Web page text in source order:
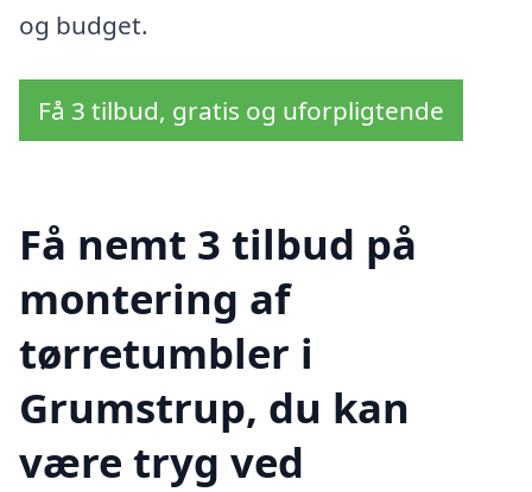
og budget.
Få 3 tilbud, gratis og uforpligtende
Få nemt 3 tilbud på
montering af
tørretumbler i
Grumstrup, du kan
være tryg ved